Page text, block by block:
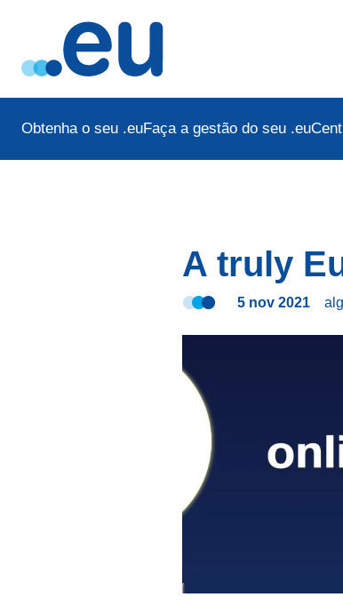
Obtenha o seu .euFaça a gestão do seu .eu
A truly
5 nov 2021